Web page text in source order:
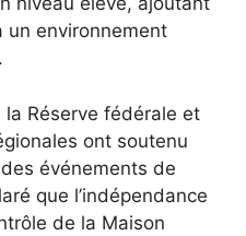
un environnement
Réserve fédérale et
ont soutenu
événements de
que l’indépendance
de la Maison